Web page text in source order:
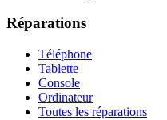
Réparations
Téléphone
Tablette
Console
Ordinateur
Toutes les réparations